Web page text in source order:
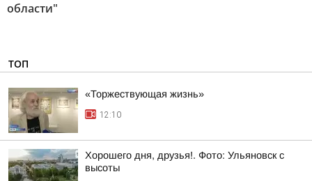
области"
ТОП
«Торжествующая жизнь»
12:10
Хорошего дня, друзья!. Фото: Ульяновск с
высоты